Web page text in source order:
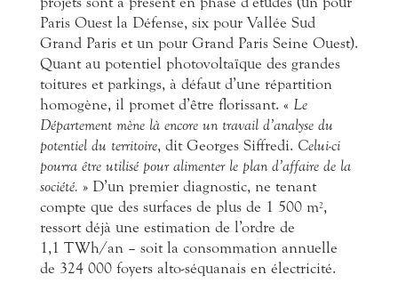
Paris Ouest la Défense, six pour Vallée Sud
Grand Paris et un pour Grand Paris Seine Ouest).
Quant au potentiel photovoltaïque des grandes
toitures et parkings, à défaut d’une répartition
homogène, il promet d’être florissant. « Le
Département mène là encore un travail d’analyse du
potentiel du territoire, dit Georges Siffredi. Celui-ci
pourra être utilisé pour alimenter le plan d’affaire de la
société. » D’un premier diagnostic, ne tenant
compte que des surfaces de plus de 1 500 m2,
ressort déjà une estimation de l’ordre de
1,1 TWh/an – soit la consommation annuelle
de 324 000 foyers alto-séquanais en électricité.